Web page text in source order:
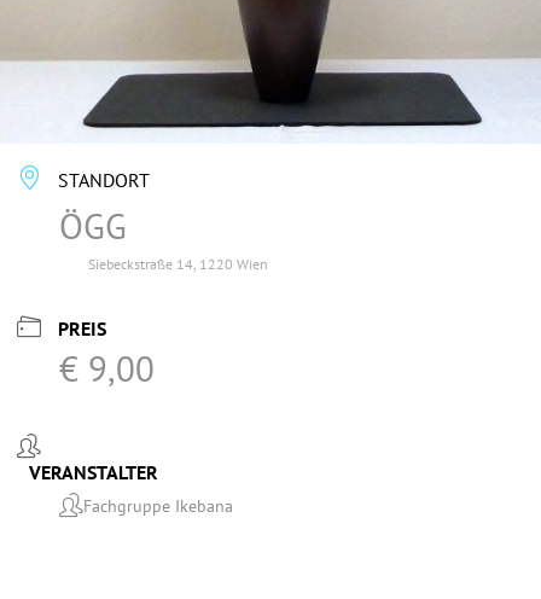
STANDORT
ÖGG
Siebeckstraße 14, 1220 Wien
PREIS
€ 9,00
VERANSTALTER
Fachgruppe Ikebana